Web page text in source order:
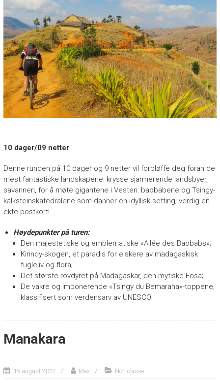
10 dager/09 netter
Denne runden på 10 dager og 9 netter vil forbløffe deg foran de
mest fantastiske landskapene: krysse sjarmerende landsbyer,
savannen, for å møte gigantene i Vesten: baobabene og Tsingy-
kalksteinskatedralene som danner en idyllisk setting; verdig en
ekte postkort!
Høydepunkter på turen:
Den majestetiske og emblematiske «Allée des Baobabs»;
Kirindy-skogen, et paradis for elskere av madagaskisk
fugleliv og flora;
Det største rovdyret på Madagaskar, den mytiske Fosa;
De vakre og imponerende «Tsingy du Bemaraha»-toppene,
klassifisert som verdensarv av UNESCO;
Manakara
19 august 2022 Max Non classé